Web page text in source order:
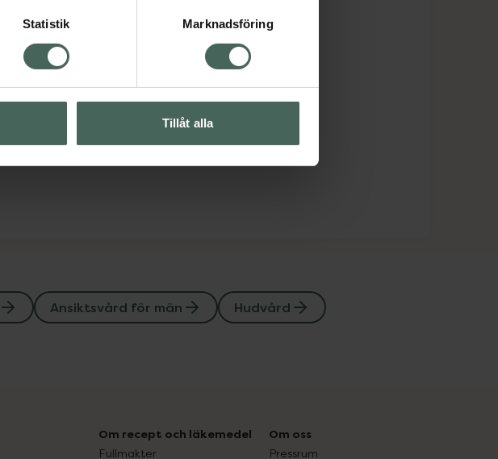
Statistik Marknadsföring
Tillåt alla
Ansiktsvård för män
Hudvård
Om recept och läkemedel
Fullmakter
Om oss
Pressrum